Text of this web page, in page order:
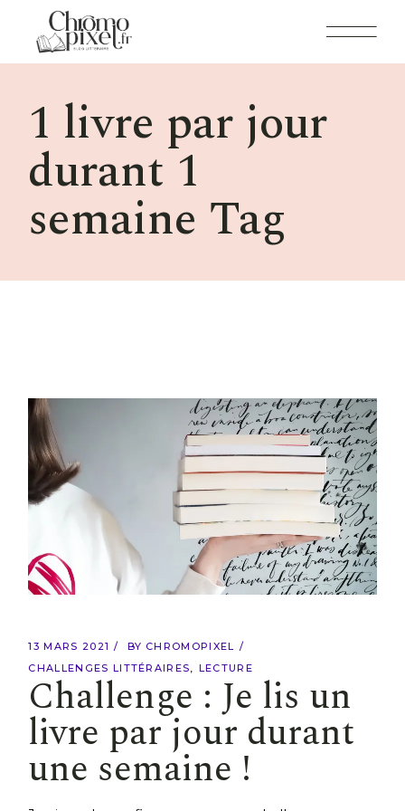
content
1 livre par jour
durant 1
semaine Tag
13 MARS 2021 BY CHROMOPIXEL
CHALLENGES LITTÉRAIRES
LECTURE
Challenge : Je lis un
livre par jour durant
une semaine !